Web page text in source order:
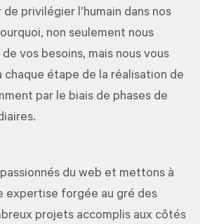
privilégier l’humain dans nos
non seulement nous
vos besoins, mais nous vous
chaque étape de la réalisation de
par le biais de phases de
du web et mettons à
expertise forgée au gré des
projets accomplis aux côtés